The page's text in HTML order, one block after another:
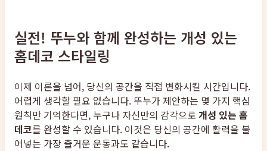
실전! 뚜누와 함께 완성하는 개성 있는
홈데코 스타일링
이제 이론을 넘어, 당신의 공간을 직접 변화시킬 시간입니다.
어렵게 생각할 필요 없습니다. 뚜누가 제안하는 몇 가지 핵심
원칙만 기억한다면, 누구나 자신만의 감각으로 개성 있는 홈
데코를 완성할 수 있습니다. 이것은 당신의 공간에 활력을 불
어넣는 가장 즐거운 운동과도 같습니다.